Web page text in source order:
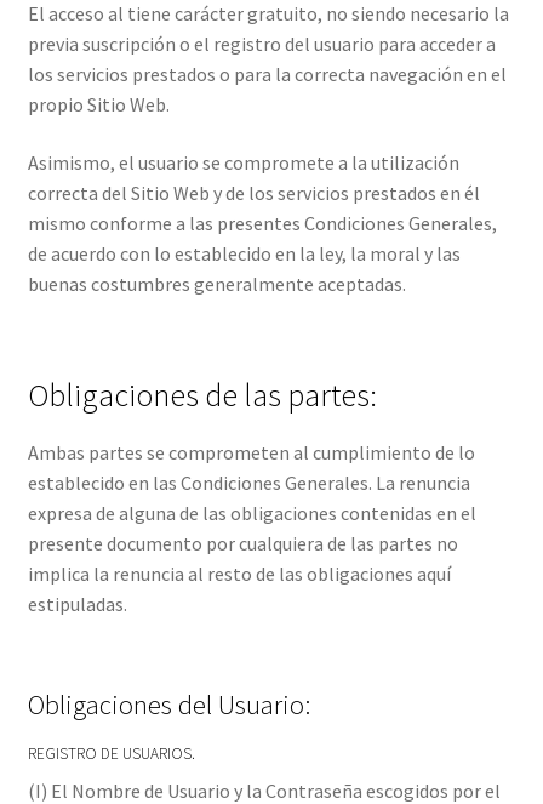
El acceso al tiene carácter gratuito, no siendo necesario la
previa suscripción o el registro del usuario para acceder a
los servicios prestados o para la correcta navegación en el
propio Sitio Web.
Asimismo, el usuario se compromete a la utilización
correcta del Sitio Web y de los servicios prestados en él
mismo conforme a las presentes Condiciones Generales,
de acuerdo con lo establecido en la ley, la moral y las
buenas costumbres generalmente aceptadas.
Obligaciones de las partes:
Ambas partes se comprometen al cumplimiento de lo
establecido en las Condiciones Generales. La renuncia
expresa de alguna de las obligaciones contenidas en el
presente documento por cualquiera de las partes no
implica la renuncia al resto de las obligaciones aquí
estipuladas.
Obligaciones del Usuario:
REGISTRO DE USUARIOS.
(I) El Nombre de Usuario y la Contraseña escogidos por el